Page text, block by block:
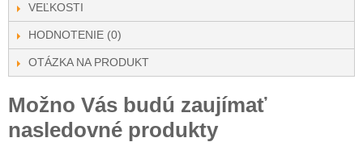
VEĽKOSTI
HODNOTENIE (0)
OTÁZKA NA PRODUKT
Možno Vás budú zaujímať
nasledovné produkty